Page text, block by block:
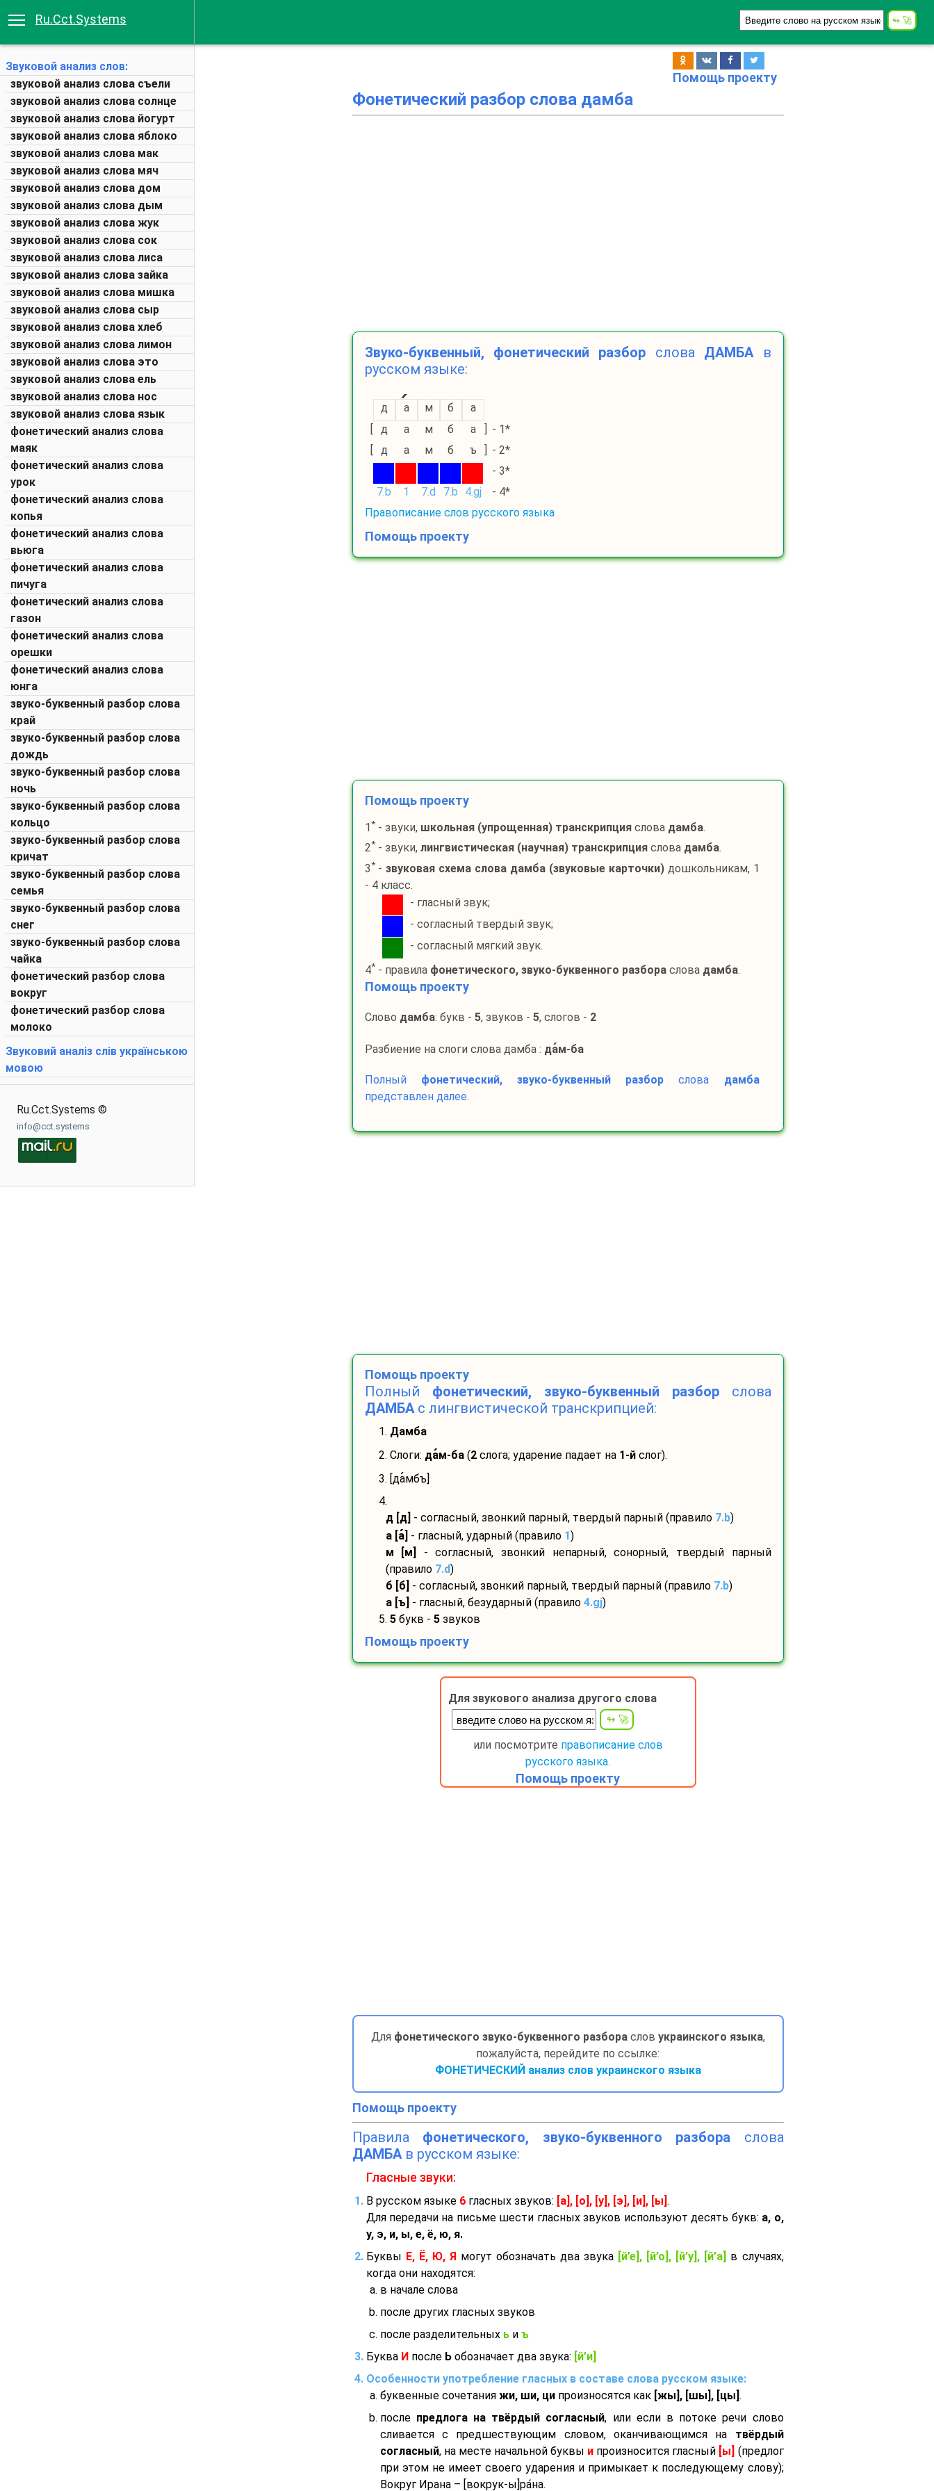
Ru.Cct.Systems
Звуковой анализ слов:
звуковой анализ слова съели
звуковой анализ слова солнце
звуковой анализ слова йогурт
звуковой анализ слова яблоко
звуковой анализ слова мак
звуковой анализ слова мяч
звуковой анализ слова дом
звуковой анализ слова дым
звуковой анализ слова жук
звуковой анализ слова сок
звуковой анализ слова лиса
звуковой анализ слова зайка
звуковой анализ слова мишка
звуковой анализ слова сыр
звуковой анализ слова хлеб
звуковой анализ слова лимон
звуковой анализ слова это
звуковой анализ слова ель
звуковой анализ слова нос
звуковой анализ слова язык
фонетический анализ слова
маяк
фонетический анализ слова
урок
фонетический анализ слова
копья
фонетический анализ слова
вьюга
фонетический анализ слова
пичуга
фонетический анализ слова
газон
фонетический анализ слова
орешки
фонетический анализ слова
юнга
звуко-буквенный разбор слова
край
звуко-буквенный разбор слова
дождь
звуко-буквенный разбор слова
ночь
звуко-буквенный разбор слова
кольцо
звуко-буквенный разбор слова
кричат
звуко-буквенный разбор слова
семья
звуко-буквенный разбор слова
снег
звуко-буквенный разбор слова
чайка
фонетический разбор слова
вокруг
фонетический разбор слова
молоко
Звуковий аналіз слів українською
мовою
Ru.Cct.Systems ©
info@cct.systems
Помощь проекту
Фонетический разбор слова дамба
Звуко-буквенный, фонетический разбор слова ДАМБАв
русском языке:
д а м б
а
[
д а м б а ] - 1*
[
д а м б ъ ] - 2*
- 3*
7.b
1 7.d 7.b 4.gj
- 4*
Правописание слов русского языка
Помощь проекту
Помощь проекту
1 *- звуки, школьная (упрощенная) транскрипцияслова дамба.
2*- звуки, лингвистическая (научная) транскрипцияслова дамба.
3*-звуковая схема слова дамба (звуковые карточки)дошкольникам, 1
- 4 класс.
- гласный звук;
- согласный твердый звук;
- согласный мягкий звук.
4*- правила фонетического, звуко-буквенного разбораслова дамба.
Помощь проекту
Слово дамба: букв - 5, звуков - 5, слогов - 2
Разбиение на слоги слова дамба : дам-ба
Полный фонетический, звуко-буквенный разбор слова дамба
представлен далее.
Помощь проекту
Полный фонетический, звуко-буквенный разборслова
ДАМБАс лингвистической транскрипцией:
1. Дамба
2. Слоги: дам-ба(2слога; ударение падает на 1-йслог).
3. [дамбъ]
4.
д [д] - согласный, звонкий парный, твердый парный (правило 7.b)
а [а] - гласный, ударный (правило 1)
м [м]
- согласный, звонкий непарный, сонорный, твердый парный
(правило 7.d)
б [б] - согласный, звонкий парный, твердый парный (правило 7.b)
а [ъ] - гласный, безударный (правило 4.gj)
5. 5букв - 5звуков
Помощь проекту
Для звукового анализа другого слова
или посмотрите правописание слов
русского языка.
Помощь проекту
Для фонетического звуко-буквенного разбораслов украинского языка,
пожалуйста, перейдите по ссылке:
ФОНЕТИЧЕСКИЙ анализ слов украинского языка
Помощь проекту
Правила фонетического, звуко-буквенного разбора слова
ДАМБАв русском языке:
Гласные звуки:
В русском языке 6гласных звуков: [а], [о], [у], [э], [и], [ы] .
Для передачи на письме шести гласных звуков используют десять букв: а, о,
у, э, и, ы, е, ё, ю, я.
Буквы Е, Ё, Ю, Я могут обозначать два звука [й’е], [й’о], [й’у], [й’а]
в случаях,
когда они находятся:
в начале слова
после других гласных звуков
после разделительных ьи ъ
Буква И после Ьобозначает два звука: [й’и]
Особенности употребление гласных в составе слова русском языке:
буквенные сочетания жи, ши, ципроизносятся как [жы], [шы], [цы] .
после предлога на твёрдый согласный, или если в потоке речи слово
сливается с предшествующим словом, оканчивающимся на твёрдый
согласный, на месте начальной буквы и произносится гласный [ы] (предлог
при этом не имеет своего ударения и примыкает к последующему слову);
Вокруг Ирана – [вокрук-ы]ра́на.